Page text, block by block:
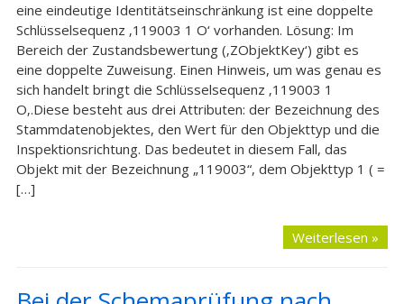
eine eindeutige Identitätseinschränkung ist eine doppelte
Schlüsselsequenz ‚119003 1 O‘ vorhanden. Lösung: Im
Bereich der Zustandsbewertung (‚ZObjektKey‘) gibt es
eine doppelte Zuweisung. Einen Hinweis, um was genau es
sich handelt bringt die Schlüsselsequenz ‚119003 1
O‚.Diese besteht aus drei Attributen: der Bezeichnung des
Stammdatenobjektes, den Wert für den Objekttyp und die
Inspektionsrichtung. Das bedeutet in diesem Fall, das
Objekt mit der Bezeichnung „119003“, dem Objekttyp 1 ( =
[…]
Weiterlesen »